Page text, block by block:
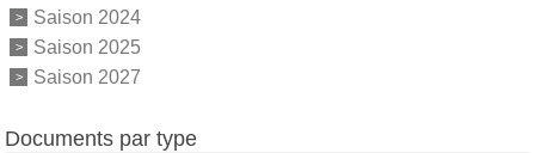
Saison 2024
Saison 2025
Saison 2027
Documents par type